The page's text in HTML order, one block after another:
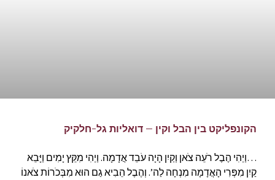
הקונפליקט בין הבל וקין – דואליות גל-חלקיק
…וַיְהִי הֶבֶל רֹעֵה צֹאן וְקַיִן הָיָה עֹבֵד אֲדָמָה. וַיְהִי מִקֵּץ יָמִים וַיָּבֵא
קַיִן מִפְּרִי הָאֲדָמָה מִנְחָה לַה’. וְהֶבֶל הֵבִיא גַם הוּא מִבְּכֹרוֹת צֹאנוֹ